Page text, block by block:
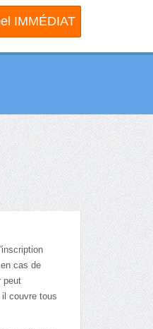
IMMÉDIAT
cas de
peut
couvre tous